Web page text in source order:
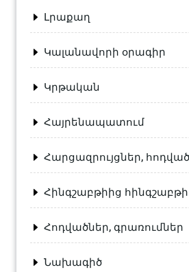
Լրաքաղ
Կալանավորի օրագիր
Կրթական
Հայրենապատում
Հարցազրույցներ,
Հինգշաբթիից հինգշաբթի
Հոդվածներ, գրառումներ
Նախագիծ